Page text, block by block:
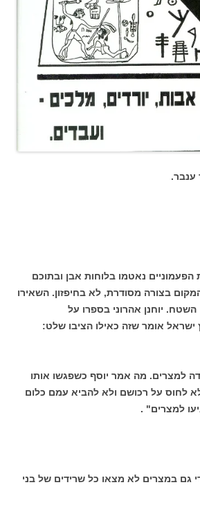
ענבר.
הפעמוניים נאטמו בלוחות אבן ובתוכם
בצורה מסודרת, לא בחיפזון. השאירו
השטח. יוחנן אהרוני בספרו על
ישראל אומר שזה כאילו הציבו שלט:
למצרים. מה אמר יוסף כשפגשו אותו
לחוס על רכושם ולא להביא עמם כלום
למצרים" .
גם במצרים לא מצאו כל שרידים של בני